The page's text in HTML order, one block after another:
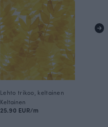
Lehto trikoo, keltainen
Keltainen
25.90 EUR/m